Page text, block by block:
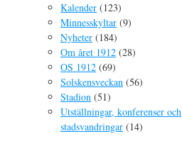
Kalender (123)
Minnesskyltar (9)
Nyheter (184)
Om året 1912 (28)
OS 1912 (69)
Solskensveckan (56)
Stadion (51)
Utställningar, konferenser och
stadsvandringar (14)